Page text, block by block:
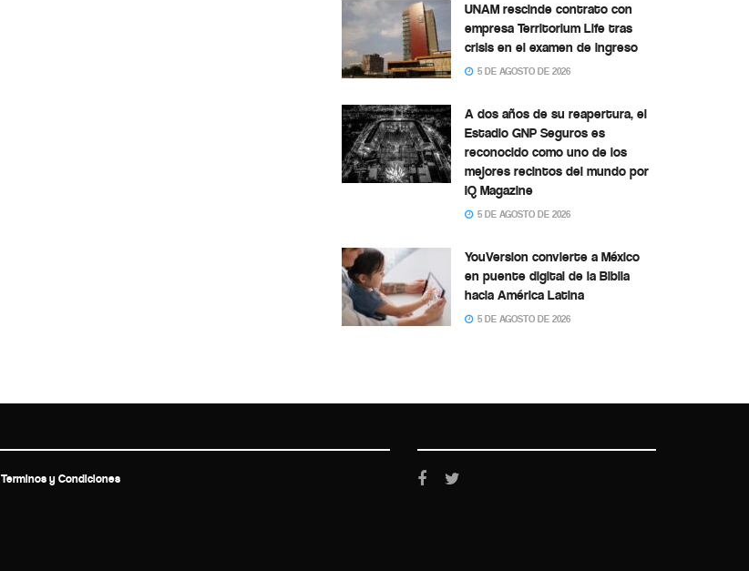
UNAM rescinde contrato con
empresa Territorium Life tras
crisis en el examen de ingreso
5 DE AGOSTO DE 2026
A dos años de su reapertura, el
Estadio GNP Seguros es
reconocido como uno de los
mejores recintos del mundo por
IQ Magazine
5 DE AGOSTO DE 2026
YouVersion convierte a México
en puente digital de la Biblia
hacia América Latina
5 DE AGOSTO DE 2026
Terminos y Condiciones